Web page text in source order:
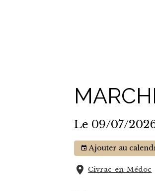
Le 09/07/
Ajouter au
Civrac-en-Médoc